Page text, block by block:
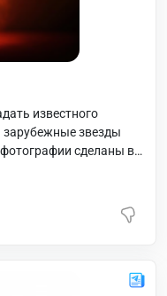
известного
зарубежные звезды
сделаны в
@Vital8L